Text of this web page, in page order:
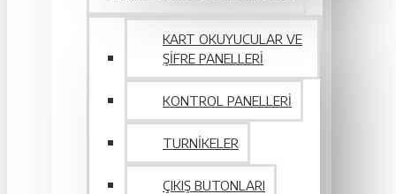
KART OKUYUCULAR VE
ŞIFRE PANELLERI
KONTROL PANELLERI
TURNIKELER
ÇIKIŞ BUTONLARI